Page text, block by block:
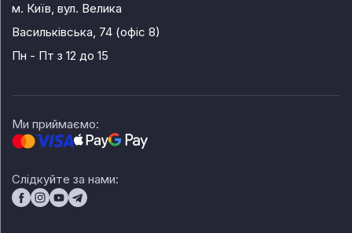
м. Київ, вул. Велика
Васильківська, 74 (офіс 8)
Пн - Пт з 12 до 15
Ми приймаємо:
Слідкуйте за нами: